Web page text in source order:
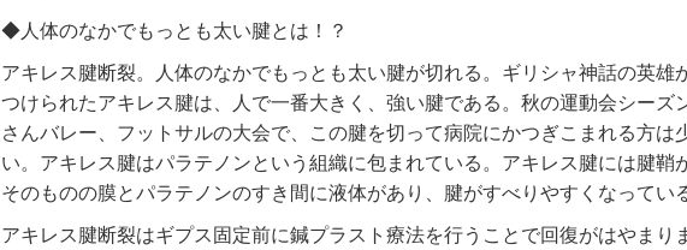
◆人体のなかでもっとも太い腱とは！？
アキレス腱断裂。人体のなかでもっとも太い腱が切れる。ギリシャ神話の英雄
つけられたアキレス腱は、人で一番大きく、強い腱である。秋の運動会シーズ
さんバレー、フットサルの大会で、この腱を切って病院にかつぎこまれる方は
い。アキレス腱はパラテノンという組織に包まれている。アキレス腱には腱鞘
そのものの膜とパラテノンのすき間に液体があり、腱がすべりやすくなってい
アキレス腱断裂はギプス固定前に鍼プラスト療法を行うことで回復がはやまり